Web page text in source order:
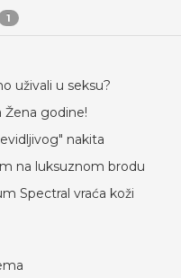
1
uživali u seksu?
Žena godine!
nakita
na luksuznom brodu
Spectral vraća koži